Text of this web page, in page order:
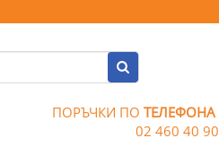
ПОРЪЧКИ ПОТЕЛЕФОНА
02 460 40 90